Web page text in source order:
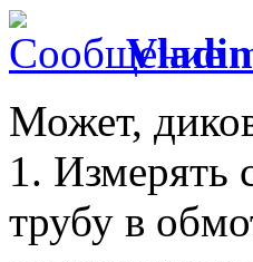
Может,
1. Измерять
трубу в